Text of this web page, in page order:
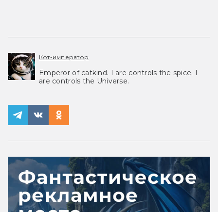
Кот-император
Emperor of catkind. I are controls the spice, I
are controls the Universe.